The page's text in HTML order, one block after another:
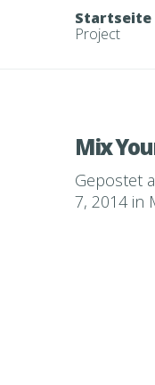
Startseite
Project
Mix
Gepostet
7, 2014 in